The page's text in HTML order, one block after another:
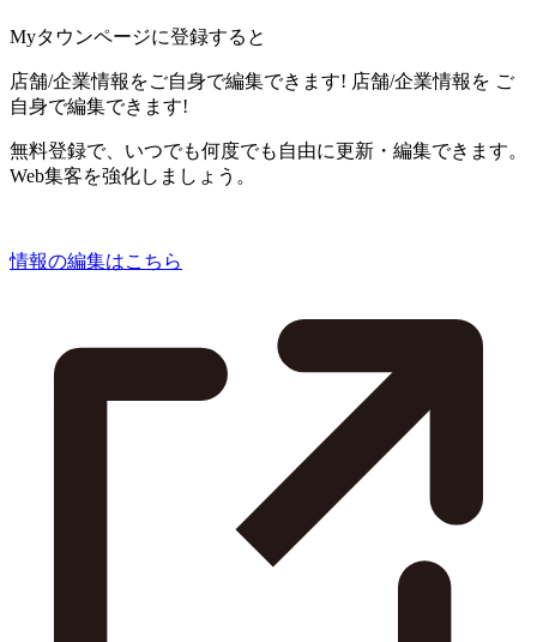
Myタウンページに登録すると
店舗/企業情報をご自身で編集できます! 店舗/企業情報を ご
自身で編集できます!
無料登録で、いつでも何度でも自由に更新・編集できます。
Web集客を強化しましょう。
情報の編集はこちら